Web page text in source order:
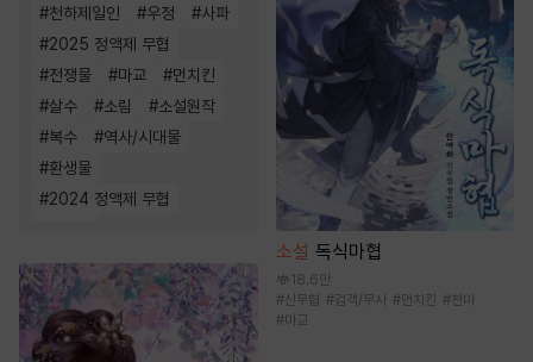
#천하제일인 #우정 #사파
#2025 정액제 무협
#전쟁물 #마교 #먼치킨
#살수 #소림 #소설원작
#복수 #역사/시대물
#환생물
#2024 정액제 무협
소설 독식마협
18.6만
#신무협 #검객/무사 #먼치킨 #천마
#마교